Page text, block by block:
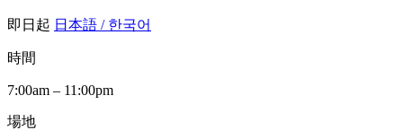
即日起 日本語 / 한국어
時間
7:00am – 11:00pm
場地